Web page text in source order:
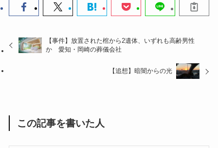
【事件】放置された棺から2遺体、いずれも高齢男性
か 愛知・岡崎の葬儀会社
【追想】暗闇からの光
この記事を書いた人